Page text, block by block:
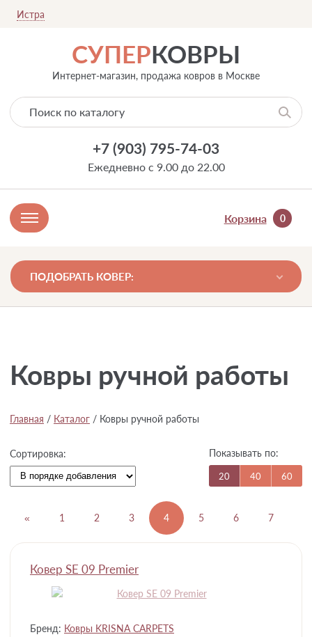
Истра
СУПЕРКОВРЫ
Интернет-магазин, продажа ковров в Москве
+7 (903) 795-74-03
Ежедневно с 9.00 до 22.00
Корзина 0
ПОДОБРАТЬ КОВЕР:
Ковры ручной работы
Главная / Каталог / Ковры ручной работы
Сортировка: Показывать по:
20 40 60
« 1 2 3 4 5 6 7
Ковер SE 09 Premier
Бренд: Ковры KRISNA CARPETS